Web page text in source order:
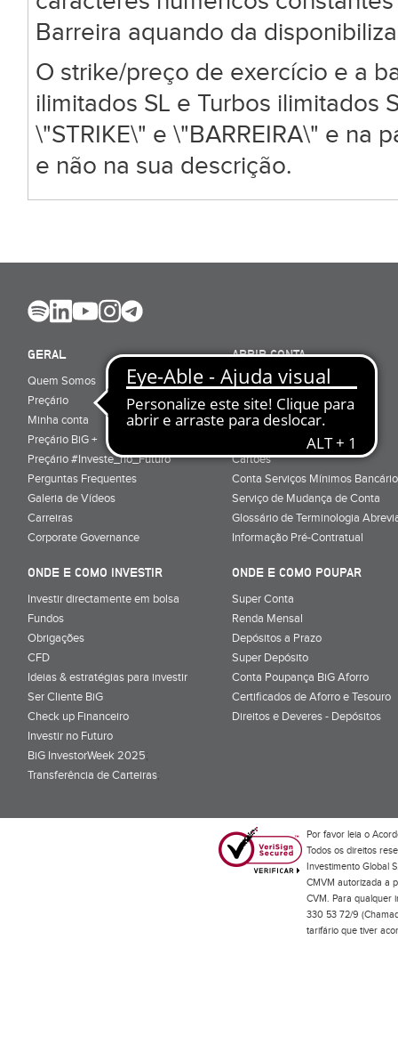
Barreira aquando da
O strike/preço de exercício e a
ilimitados SL e Turbos ilimitados
\"STRIKE\" e \"BARREIRA\" e na
e não na sua descrição.
GERAL
Quem Somos
Preçário
Minha conta
Preçário BiG +
Preçário #Investe_no_Futuro
Perguntas Frequentes
Galeria de Vídeos
Carreiras
Corporate Governance
ABRIR CONTA
Porquê ser cliente
Particulares
Júnior (sub-18)
Cartões
Conta Serviços Mínimos
Serviço de Mudança de Conta
Glossário de Terminologia
Informação Pré-Contratual
ONDE E COMO INVESTIR
Investir directamente em bolsa
Fundos
Obrigações
CFD
Ideias & estratégias para investir
Ser Cliente BiG
Check up Financeiro
Investir no Futuro
BiG InvestorWeek 2025;
Transferência de Carteiras;
ONDE E COMO POUPAR
Super Conta
Renda Mensal
Depósitos a Prazo
Super Depósito
Conta Poupança BiG Aforro
Certificados de Aforro e Tesouro
Direitos e Deveres - Depósitos
Por favor leia o
Todos os direitos
Investimento Global
CMVM autorizada a
CVM. Para qualquer
330 53 72/9
tarifário que tiver